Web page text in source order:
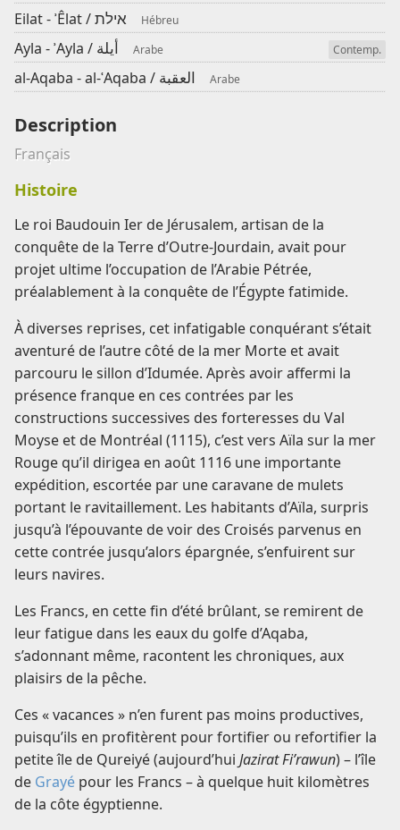
Eilat - ʾÊlat /אילת Hébreu
Ayla - ʾAyla / أيلة Arabe Contemp.
al-Aqaba - al-ʿAqaba / العقبة Arabe
Description
Français
Histoire
Le roi Baudouin Ier de Jérusalem, artisan de la
conquête de la Terre d’Outre-Jourdain, avait pour
projet ultime l’occupation de l’Arabie Pétrée,
préalablement à la conquête de l’Égypte fatimide.
À diverses reprises, cet infatigable conquérant s’était
aventuré de l’autre côté de la mer Morte et avait
parcouru le sillon d’Idumée. Après avoir affermi la
présence franque en ces contrées par les
constructions successives des forteresses du Val
Moyse et de Montréal (1115), c’est vers Aïla sur la mer
Rouge qu’il dirigea en août 1116 une importante
expédition, escortée par une caravane de mulets
portant le ravitaillement. Les habitants d’Aïla, surpris
jusqu’à l’épouvante de voir des Croisés parvenus en
cette contrée jusqu’alors épargnée, s’enfuirent sur
leurs navires.
Les Francs, en cette fin d’été brûlant, se remirent de
leur fatigue dans les eaux du golfe d’Aqaba,
s’adonnant même, racontent les chroniques, aux
plaisirs de la pêche.
Ces « vacances » n’en furent pas moins productives,
puisqu’ils en profitèrent pour fortifier ou refortifier la
petite île de Qureiyé (aujourd’hui Jazirat Fi’rawun) – l’île
de Grayé pour les Francs – à quelque huit kilomètres
de la côte égyptienne.